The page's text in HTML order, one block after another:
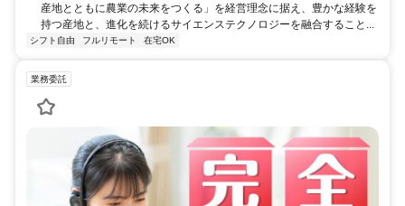
産地とともに農業の未来をつくる」を経営理念に据え、豊かな経験を
持つ産地と、進化を続けるサイエンステクノロジーを融合すること...
シフト自由 フルリモート 在宅OK
業務委託